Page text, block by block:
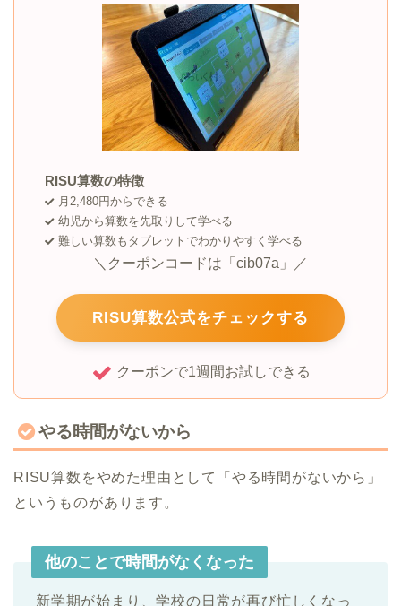
RISU算数の特徴
月2,480円からできる
幼児から算数を先取りして学べる
難しい算数もタブレットでわかりやすく学べる
＼クーポンコードは「cib07a」／
RISU算数公式をチェックする
クーポンで1週間お試しできる
やる時間がないから
RISU算数をやめた理由として「やる時間がないから」
というものがあります。
他のことで時間がなくなった
新学期が始まり、学校の日常が再び忙しくなっ